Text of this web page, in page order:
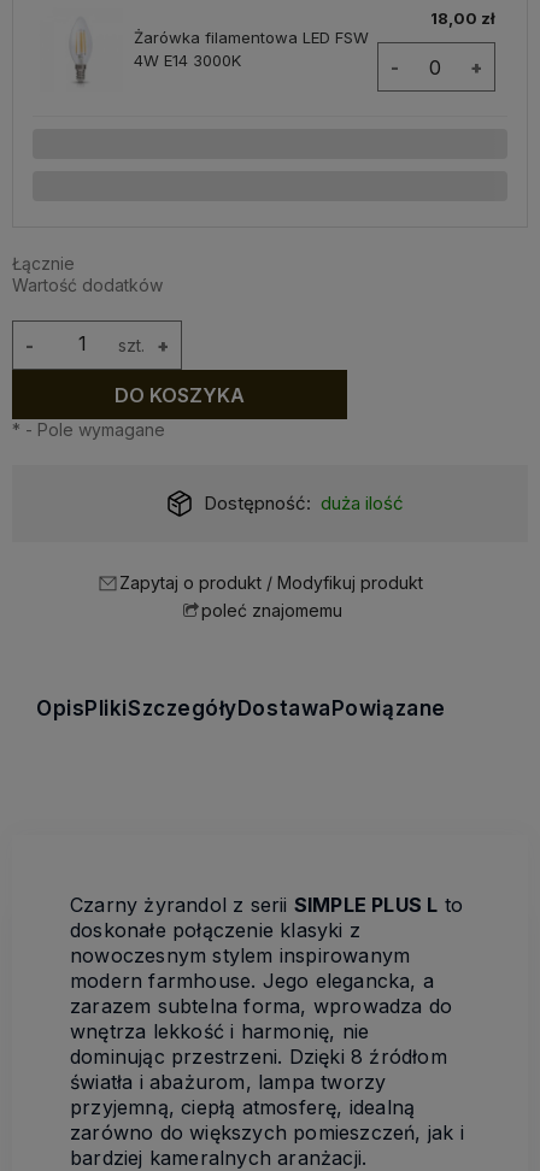
Żarówka filamentowa LED FSW
4W E14 3000K
18,00 zł
- +
Łącznie
Wartość dodatków
szt. +
-
DO KOSZYKA
* - Pole wymagane
Dostępność: duża ilość
Zapytaj o produkt / Modyfikuj produkt
poleć znajomemu
Opis PlikiSzczegóły Dostawa Powiązane
Czarny żyrandol z serii SIMPLE PLUS L to
doskonałe połączenie klasyki z
nowoczesnym stylem inspirowanym
modern farmhouse. Jego elegancka, a
zarazem subtelna forma, wprowadza do
wnętrza lekkość i harmonię, nie
dominując przestrzeni. Dzięki 8 źródłom
światła i abażurom, lampa tworzy
przyjemną, ciepłą atmosferę, idealną
zarówno do większych pomieszczeń, jak i
bardziej kameralnych aranżacji.